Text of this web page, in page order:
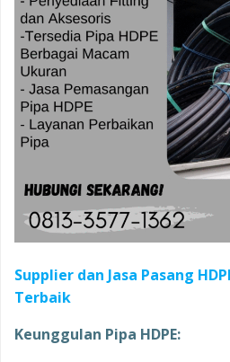
Supplier dan Jasa Pasang
Terbaik
Keunggulan Pipa HDPE: